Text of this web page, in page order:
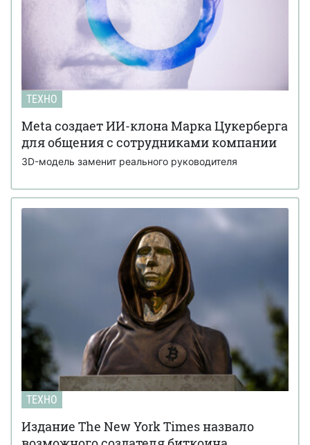
ТЕХНО
Meta создает ИИ-клона Марка Цукерберга
для общения с сотрудниками компании
3D-модель заменит реального руководителя
ТЕХНО
Издание The New York Times назвало